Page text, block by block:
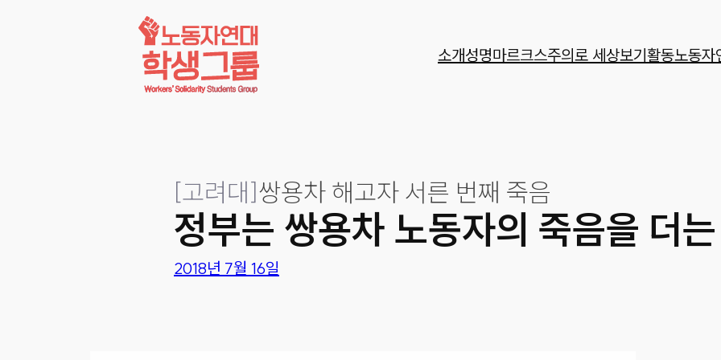
소개성명마르크스주의로 세상보기활동노동자
[고려대]쌍용차 해고자 서른 번째 죽음
정부는 쌍용차 노동자의 죽음을 더
2018년 7월 16일